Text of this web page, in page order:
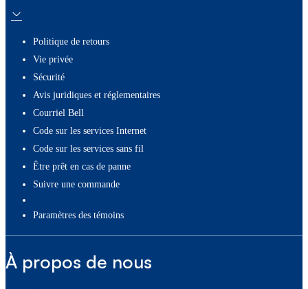
Politique de retours
Vie privée
Sécurité
Avis juridiques et réglementaires
Courriel Bell
Code sur les services Internet
Code sur les services sans fil
Être prêt en cas de panne
Suivre une commande
paramètres des témoins
À propos de nous